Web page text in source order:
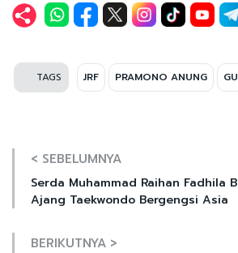
TAGS JRF PRAMONO ANUNG
< SEBELUMNYA
Serda Muhammad Raihan Fadhila
Ajang Taekwondo Bergengsi Asia
BERIKUTNYA >